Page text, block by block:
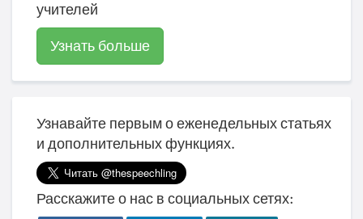
учителей
Узнать больше
Узнавайте первым о еженедельных статьях
и дополнительных функциях.
Расскажите о нас в социальных сетях: